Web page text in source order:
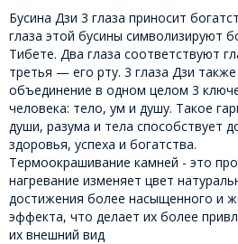
Бусина Дзи 3 глаза приносит
глаза этой бусины символизируют
Тибете. Два глаза соответствуют
третья — его рту. 3 глаза Дзи
объединение в одном целом 3
человека: тело, ум и душу. Такое
души, разума и тела способствует
здоровья, успеха и богатства.
Термоокрашивание камней - это
нагревание изменяет цвет
достижения более насыщенного и
эффекта, что делает их более
их внешний вид